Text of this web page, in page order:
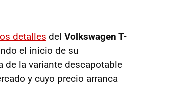
detalles del Volkswagen T-
el inicio de su
de la variante descapotable
y cuyo precio arranca